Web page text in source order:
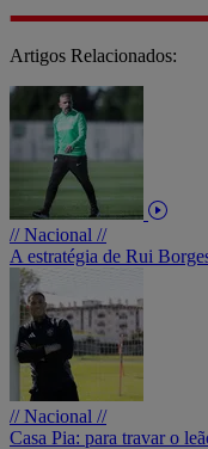
Artigos Relacionados:
// Nacional //
A estratégia de Rui
// Nacional //
Casa Pia: para travar o